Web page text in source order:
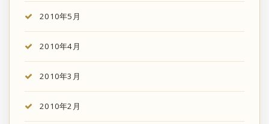
2010年5月
2010年4月
2010年3月
2010年2月